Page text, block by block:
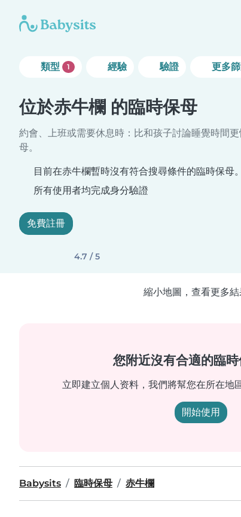
類型 1 經驗 驗證 更多
位於赤牛欄 的臨時保母
約會、上班或需要休息時：比和孩子討論睡覺時間
母。
目前在赤牛欄暫時沒有符合搜尋條件的臨時保母。
所有使用者均完成身分驗證
免費註冊
4.7 / 5
縮小地圖，查看更多結
您附近沒有合適的臨時
立即建立個人资料，我們將幫您在所在地
開始使用
Babysits 臨時保母 赤牛欄